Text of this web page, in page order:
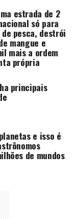
estrada de 2
só para
pesca, destrói
mangue e
mais a ordem
própria
principais
e isso é
de mundos